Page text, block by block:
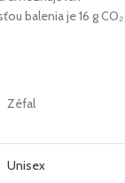
balenia je 16 g CO₂
Zéfal
Unisex